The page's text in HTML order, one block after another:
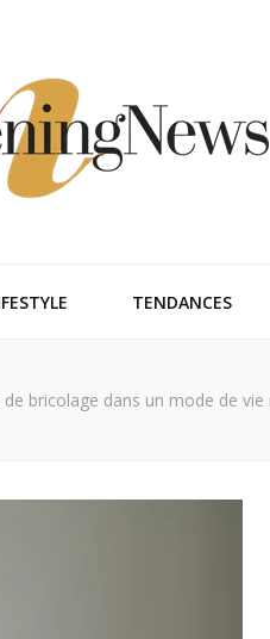
TENDANCES
bricolage dans un mode de vie